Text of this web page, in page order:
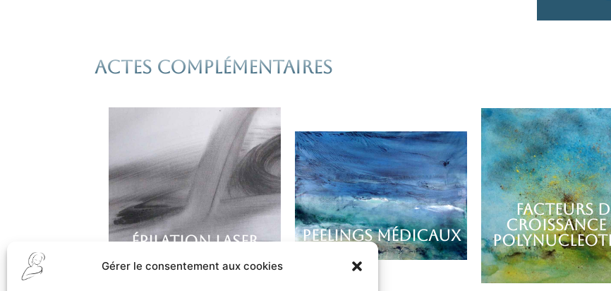
Gérer le consentement aux cookies
Actes complémentaires
ÉPILATION LASER PEELINGS Médicaux
FACTEURS
Ces innovations qui